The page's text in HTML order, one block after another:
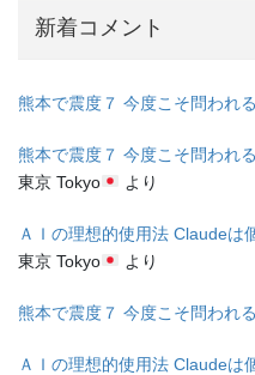
新着コメント
熊本で震度７ 今度こそ問われ
熊本で震度７ 今度こそ問われ
東京 Tokyo
より
ＡＩの理想的使用法 Claudeは
東京 Tokyo
より
熊本で震度７ 今度こそ問われ
ＡＩの理想的使用法 Claudeは